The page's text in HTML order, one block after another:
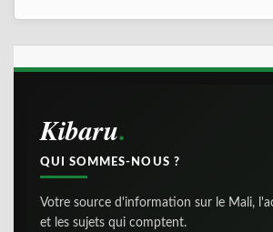
Kibaru
QUI SOMMES-NOUS ?
Votre source d'information sur le Mali,
et les sujets qui comptent.